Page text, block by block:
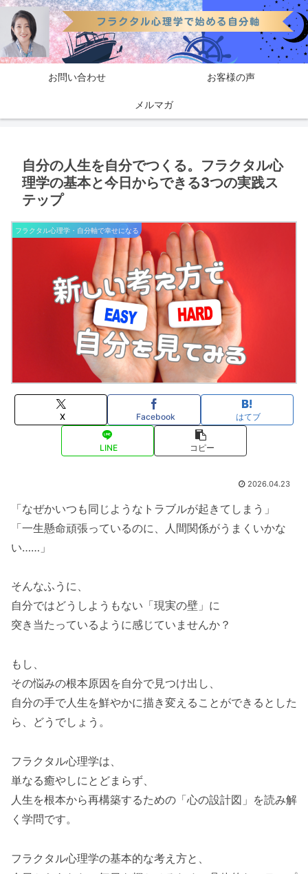
お問い合わせ お客様の声
メルマガ
自分の人生を自分でつくる。フラクタル心
理学の基本と今日からできる3つの実践ス
テップ
フラクタル心理学・自分軸で幸せになる
X Facebook はてブ
LINE コピー
2026.04.23
「なぜかいつも同じようなトラブルが起きてしまう」
「一生懸命頑張っているのに、人間関係がうまくいかな
い……」
そんなふうに、
自分ではどうしようもない「現実の壁」に
突き当たっているように感じていませんか？
もし、
その悩みの根本原因を自分で見つけ出し、
自分の手で人生を鮮やかに描き変えることができるとした
ら、どうでしょう。
フラクタル心理学は、
単なる癒やしにとどまらず、
人生を根本から再構築するための「心の設計図」を読み解
く学問です。
フラクタル心理学の基本的な考え方と、